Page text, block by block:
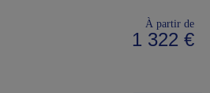
À partir de
1 322 €